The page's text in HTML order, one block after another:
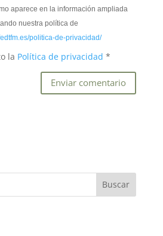
aparece en la información ampliada
nuestra política de
politica-de-privacidad/
la Política de privacidad *